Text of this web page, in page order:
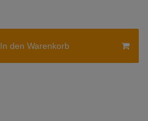
In den Warenkorb